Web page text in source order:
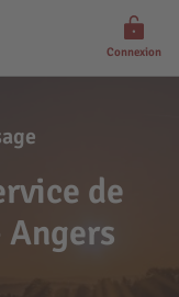
Connexion
de